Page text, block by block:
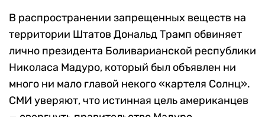
В распространении запрещенных веществ на
территории Штатов Дональд Трамп обвиняет
лично президента Боливарианской республики
Николаса Мадуро, который был объявлен ни
много ни мало главой некого «картеля Солнц».
СМИ уверяют, что истинная цель американцев